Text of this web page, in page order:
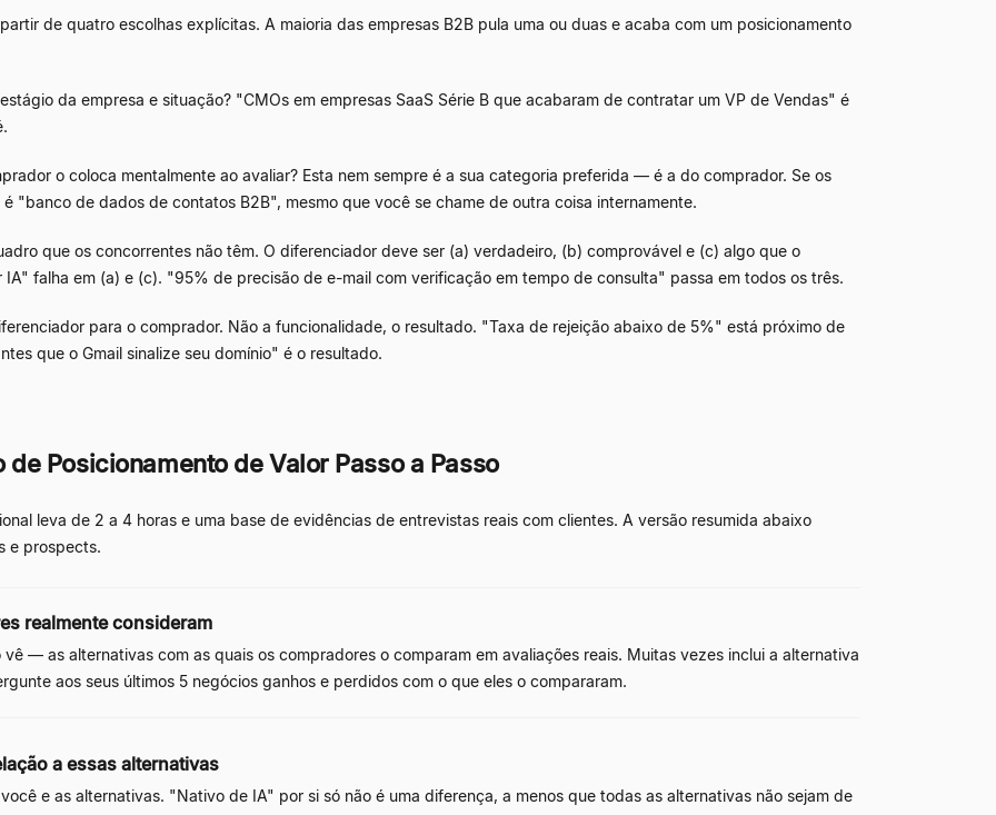
de quatro escolhas explícitas. A maioria das empresas B2B pula uma ou duas e acaba com um posicionamento
da empresa e situação? "CMOs em empresas SaaS Série B que acabaram de contratar um VP de Vendas" é
o coloca mentalmente ao avaliar? Esta nem sempre é a sua categoria preferida — é a do comprador. Se os
"banco de dados de contatos B2B", mesmo que você se chame de outra coisa internamente.
que os concorrentes não têm. O diferenciador deve ser (a) verdadeiro, (b) comprovável e (c) algo que o
falha em (a) e (c). "95% de precisão de e-mail com verificação em tempo de consulta" passa em todos os três.
para o comprador. Não a funcionalidade, o resultado. "Taxa de rejeição abaixo de 5%" está próximo de
que o Gmail sinalize seu domínio" é o resultado.
Posicionamento de Valor Passo a Passo
leva de 2 a 4 horas e uma base de evidências de entrevistas reais com clientes. A versão resumida abaixo
e prospects.
realmente consideram
vê — as alternativas com as quais os compradores o comparam em avaliações reais. Muitas vezes inclui a alternativa
aos seus últimos 5 negócios ganhos e perdidos com o que eles o compararam.
a essas alternativas
e as alternativas. "Nativo de IA" por si só não é uma diferença, a menos que todas as alternativas não sejam de